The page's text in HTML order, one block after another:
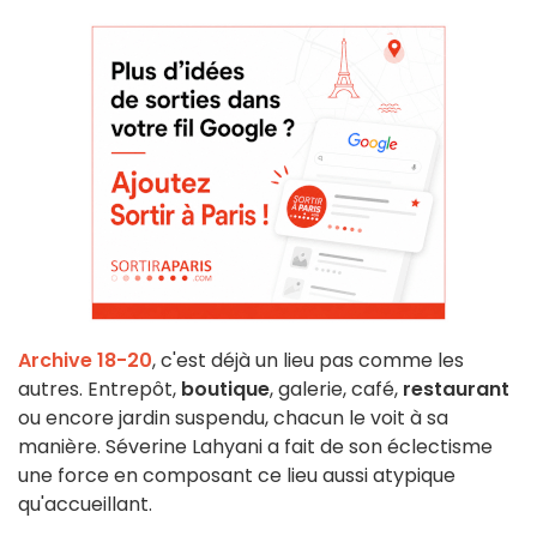
Archive 18-20, c'est déjà un lieu pas comme les
autres. Entrepôt, boutique, galerie, café, restaurant
ou encore jardin suspendu, chacun le voit à sa
manière. Séverine Lahyani a fait de son éclectisme
une force en composant ce lieu aussi atypique
qu'accueillant.